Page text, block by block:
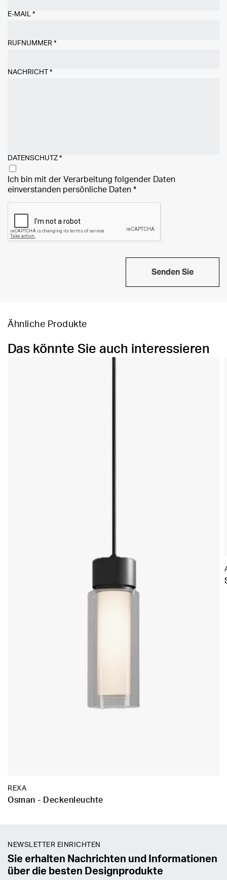
E-MAIL *
RUFNUMMER *
NACHRICHT *
DATENSCHUTZ *
Ich bin mit der Verarbeitung folgender Daten
einverstanden persönliche Daten *
Senden Sie
Ähnliche Produkte
Das könnte Sie auch interessieren
REXA
Osman - Deckenleuchte
NEWSLETTER EINRICHTEN
Sie erhalten Nachrichten und Informationen
über die besten Designprodukte